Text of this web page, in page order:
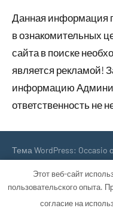
Данная информация
в ознакомительных
сайта в поиске
является рекламой!
информацию
ответственность не
Тема WordPress: Occasio
Этот веб-сайт
пользовательского опыта.
согласие на